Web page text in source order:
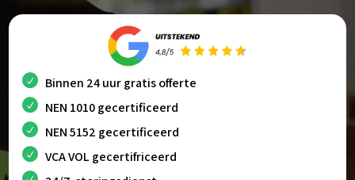
Binnen 24 uur gratis offerte
NEN 1010 gecertificeerd
NEN 5152 gecertificeerd
VCA VOL gecertifriceerd